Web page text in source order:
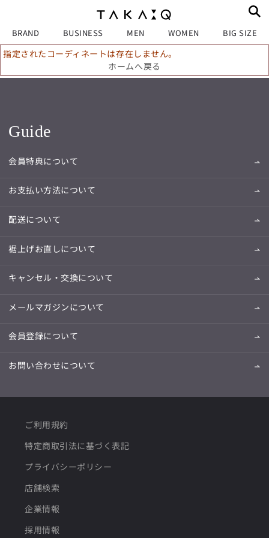
BRAND BUSINESS MEN WOMEN BIG SIZE
指定されたコーディネートは存在しません。
ホームへ戻る
Guide
会員特典について
お支払い方法について
配送について
裾上げお直しについて
キャンセル・交換について
メールマガジンについて
会員登録について
お問い合わせについて
ご利用規約
特定商取引法に基づく表記
プライバシーポリシー
店舗検索
企業情報
採用情報